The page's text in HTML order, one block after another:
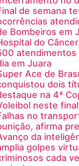
de semana
Bombeiros em
do
atendimentos
em Juara
Ace de
dois
na 4ª
neste
no
afirma
da
golpes
cada